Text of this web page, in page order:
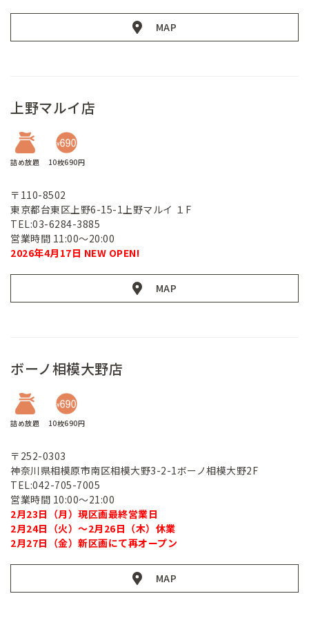
MAP
上野マルイ店
詰め放題 10枚690円
〒110-8502
東京都台東区上野6-15-1上野マルイ １F
TEL:03-6284-3885
営業時間 11:00～20:00
2026年4月17日 NEW OPEN!
MAP
ボーノ相模大野店
詰め放題 10枚690円
〒252-0303
神奈川県相模原市南区相模大野3-2-1ボーノ相模大野2F
TEL:042-705-7005
営業時間 10:00～21:00
2月23日（月）現区画最終営業日
2月24日（火）～2月26日（木）休業
2月27日（金）新区画にて再オープン
MAP